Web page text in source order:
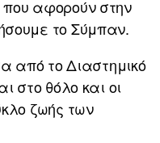
αφορούν στην
το Σύμπαν.
από το Διαστημικό
στο θόλο και οι
ζωής των